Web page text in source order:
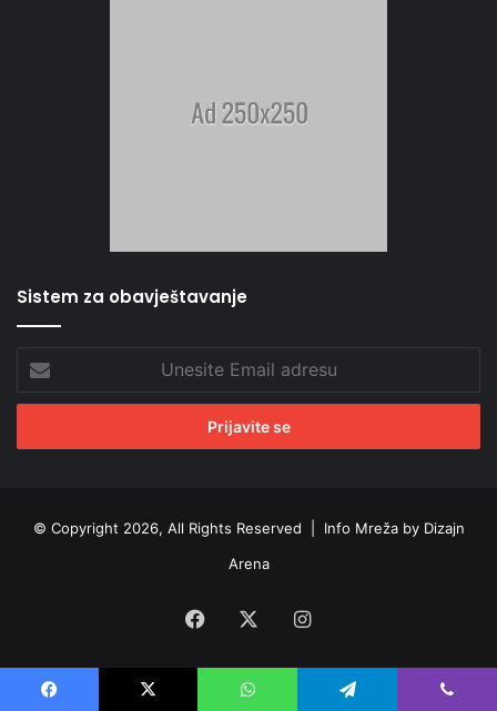
Sistem za obavještavanje
Email
adresu
© Copyright 2026, All Rights Reserved | Info Mreža by Dizajn
Arena
Facebook Instagram